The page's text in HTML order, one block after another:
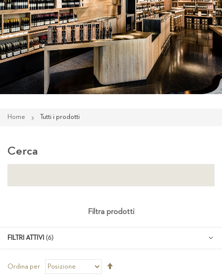
Home Tutti i prodotti
Ordina per
Cerca
Filtra prodotti
FILTRI ATTIVI